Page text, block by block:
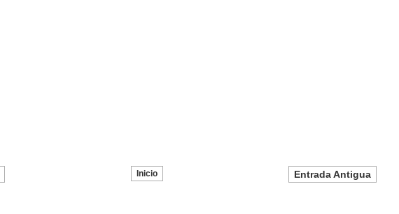
Entrada Antigua
Inicio